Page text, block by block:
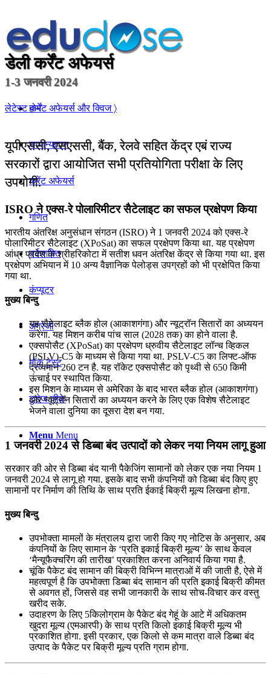
होम
सामान्यज्ञान
करेंट अफेयर्स
गणित
तर्कशक्ति
कंप्यूटर
अंग्रेजी
मॉक टेस्ट
टुडेज जीके
Menu Menu
डेली कर्रेंट अफेयर्स
1-3 जनवरी 2024
लेटेस्ट कर्रेंट अफेयर्स और क्विज 〉
यूपीएससी, एसएससी, बैंक, रेलवे सहित केंद्र एबं राज्य
सरकारों द्वारा आयोजित सभी प्रतियोगिता परीक्षा के लिए
उपयोगी.
ISRO ने एक्स-रे पोलारिमीटर सैटेलाइट का सफल प्रक्षेपण किया
भारतीय अंतरिक्ष अनुसंधान संगठन (ISRO) ने 1 जनवरी 2024 को एक्स-रे
पोलारिमीटर सैटेलाइट (XPoSat) का सफल प्रक्षेपण किया था. यह प्रक्षेपण
आंध्र प्रदेश के श्रीहरिकोटा में सतीश धवन अंतरिक्ष केंद्र से किया गया था. इस
प्रक्षेपण अभियान में 10 अन्य वैज्ञानिक पेलोड्स उपग्रहों को भी प्रक्षेपित किया
गया था.
मुख्य बिन्दु
यह सैटेलाइट ब्लैक होल (आकाशगंगा) और न्यूट्रॉन सितारों का अध्ययन
करेगा. यह मिशन करीब पांच साल (2028 तक) का होने वाला है.
एक्सपोसैट (XPoSat) का प्रक्षेपण ध्रुवीय सैटेलाइट लॉन्च व्हिकल
(PSLV)-C5 के माध्यम से किया गया था. PSLV-C5 का लिफ्ट-ऑफ
द्रव्यमान 260 टन है. यह रॉकेट एक्सपोसैट को पृथ्वी से 650 किमी
ऊंचाई पर स्थापित किया.
इस मिशन के माध्यम से अमेरिका के बाद भारत ब्लैक होल (आकाशगंगा)
और न्यूट्रॉन सितारों का अध्ययन करने के लिए एक विशेष सैटेलाइट
भेजने वाला दुनिया का दूसरा देश बन गया.
1 जनवरी 2024 से डिब्बा बंद उत्पादों को लेकर नया नियम लागू हुआ
सरकार की ओर से डिब्बा बंद यानी पैकेजिंग सामानों को लेकर एक नया नियम 1
जनवरी 2024 से लागू हो गया. इसके बाद सभी कंपनियों को डिब्बा बंद किए हुए
सामानों पर निर्माण की तिथि के साथ प्रति ईकाई बिक्री मूल्य लिखना होगा.
मुख्य बिन्दु
उपभोक्ता मामलों के मंत्रालय द्वारा जारी किए गए नोटिस के अनुसार, अब
कंपनियों के लिए सामान के ‘प्रति इकाई बिक्री मूल्य’ के साथ केवल
‘मैन्यूफैक्चरिंग की तारीख’ प्रकाशित करना अनिवार्य किया गया है.
चूंकि पैकेट बंद सामान की बिक्री विभिन्न मात्राओं में की जाती है, ऐसे में
महत्वपूर्ण है कि उपभोक्ता डिब्बा बंद सामान की प्रति इकाई बिक्री कीमत
से अवगत हों, जिससे वह सभी जानकारी के साथ सोच-विचार कर वस्तु
खरीद सके.
उदाहरण के लिए 5किलोग्राम के पैकेट बंद गेहूं के आटे में अधिकतम
खुदरा मूल्य (एमआरपी) के साथ प्रति किलो इकाई बिक्री मूल्य भी
प्रकाशित होगा. इसी प्रकार, एक किलो से कम मात्रा वाले डिब्बा बंद
उत्पाद के पैकेट पर बिक्री मूल्य प्रति ग्राम होगा.